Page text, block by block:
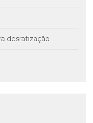
desratização